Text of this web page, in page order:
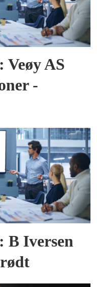
Veøy AS
-
B Iversen